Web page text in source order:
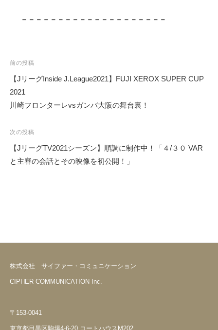
－－－－－－－－－－－－－－－－－－－－
投
稿
ビ
ゲ
ー
前の投稿
【JリーグInside J.League2021】FUJI XEROX SUPER CUP
2021
川崎フロンターレvsガンバ大阪の舞台裏！
次の投稿
【JリーグTV2021シーズン】順調に制作中！「４/３０ VAR
と主審の会話とその映像を初公開！」
株式会社 サイファー・コミュニケーション
CIPHER COMMUNICATION Inc.
〒153-0041
東京都目黒区駒場4-6-20 コートハウスM202